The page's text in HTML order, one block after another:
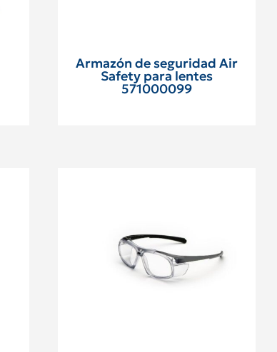
Armazón de seguridad Air
Safety para lentes
571000099